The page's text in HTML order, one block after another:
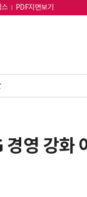
스 PDF지면보기
경영 강화